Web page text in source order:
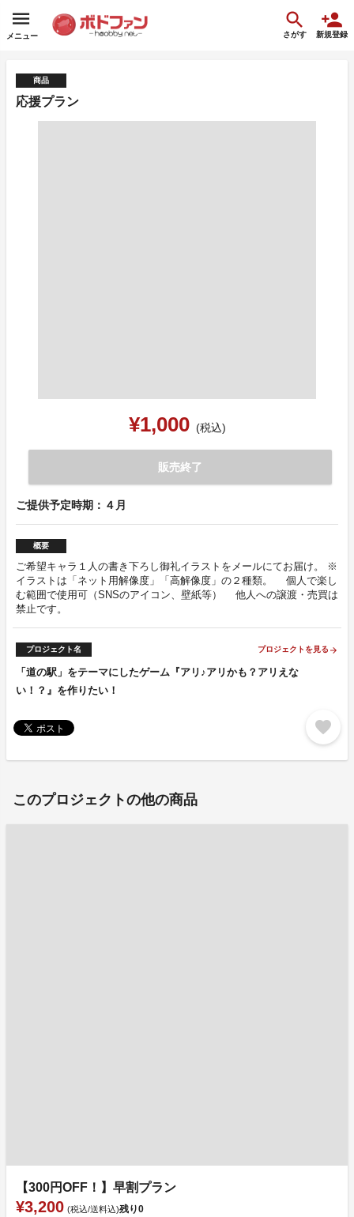
メニュー さがす 新規登録
商品
応援プラン
¥1,000 (税込)
販売終了
ご提供予定時期：４月
概要
ご希望キャラ１人の書き下ろし御礼イラストをメールにてお届け。 ※
イラストは「ネット用解像度」「高解像度」の２種類。 個人で楽し
む範囲で使用可（SNSのアイコン、壁紙等） 他人への譲渡・売買は
禁止です。
プロジェクト名 プロジェクトを見る arrow_forward
「道の駅」をテーマにしたゲーム『アリ♪アリかも？アリえな
い！？』を作りたい！
favorite
このプロジェクトの他の商品
【300円OFF！】早割プラン
¥3,200 (税込/送料込)残り0